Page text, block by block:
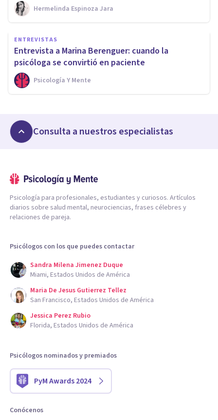
Hermelinda Espinoza Jara
ENTREVISTAS
Entrevista a Marina Berenguer: cuando la
psicóloga se convirtió en paciente
Psicología Y Mente
Consulta a nuestros especialistas
Psicología para profesionales, estudiantes y curiosos. Artículos
diarios sobre salud mental, neurociencias, frases célebres y
relaciones de pareja.
Psicólogos con los que puedes contactar
Sandra Milena Jimenez Duque
Miami, Estados Unidos de América
Maria De Jesus Gutierrez Tellez
San Francisco, Estados Unidos de América
Jessica Perez Rubio
Florida, Estados Unidos de América
Psicólogos nominados y premiados
PyM Awards 2024
Conócenos